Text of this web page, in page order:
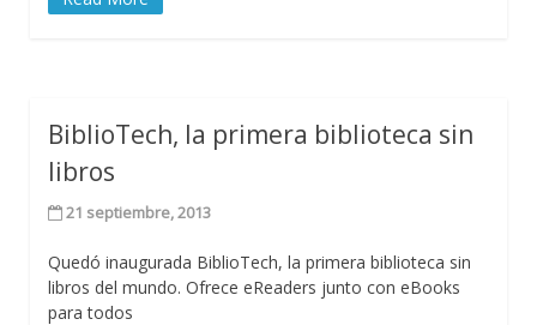
BiblioTech, la primera biblioteca sin
libros
21 septiembre, 2013
Quedó inaugurada BiblioTech, la primera biblioteca sin
libros del mundo. Ofrece eReaders junto con eBooks
para todos